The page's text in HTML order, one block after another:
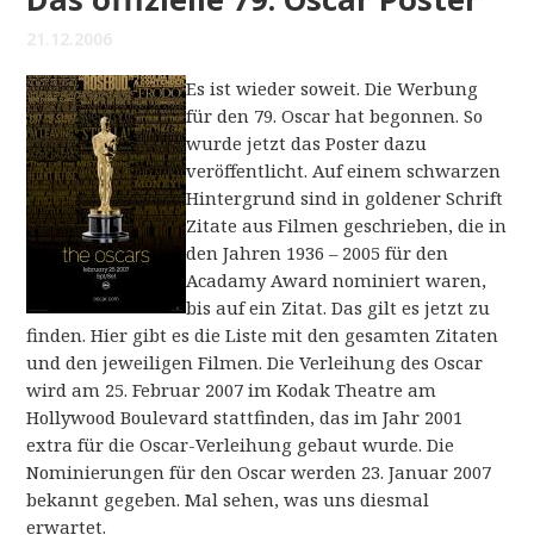
21.12.2006
Es ist wieder soweit. Die Werbung
für den 79. Oscar hat begonnen. So
wurde jetzt das Poster dazu
veröffentlicht. Auf einem schwarzen
Hintergrund sind in goldener Schrift
Zitate aus Filmen geschrieben, die in
den Jahren 1936 – 2005 für den
Acadamy Award nominiert waren,
bis auf ein Zitat. Das gilt es jetzt zu
finden. Hier gibt es die Liste mit den gesamten Zitaten
und den jeweiligen Filmen. Die Verleihung des Oscar
wird am 25. Februar 2007 im Kodak Theatre am
Hollywood Boulevard stattfinden, das im Jahr 2001
extra für die Oscar-Verleihung gebaut wurde. Die
Nominierungen für den Oscar werden 23. Januar 2007
bekannt gegeben. Mal sehen, was uns diesmal
erwartet.